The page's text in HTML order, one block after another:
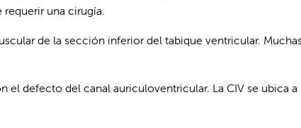
una cirugía.
de la sección inferior del tabique ventricular.
el defecto del canal auriculoventricular. La CIV se ubica